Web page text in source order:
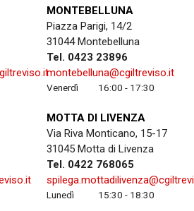
MONTEBELLUNA
Piazza Parigi, 14/2
31044 Montebelluna
Tel. 0423 23896
montebelluna@cgiltreviso.it
Venerdì 16:00 - 17:30
MOTTA DI LIVENZA
Via Riva Monticano, 15-17
31045 Motta di Livenza
Tel. 0422 768065
Lunedì 15:30 - 18:30